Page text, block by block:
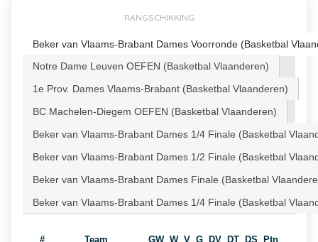
RANGSCHIKKING
Beker van Vlaams-Brabant Dames Voorronde (Basketbal
Notre Dame Leuven OEFEN (Basketbal Vlaanderen)
1e Prov. Dames Vlaams-Brabant (Basketbal Vlaanderen)
BC Machelen-Diegem OEFEN (Basketbal Vlaanderen)
Beker van Vlaams-Brabant Dames 1/4 Finale (Basketbal
Beker van Vlaams-Brabant Dames 1/2 Finale (Basketbal
Beker van Vlaams-Brabant Dames Finale (Basketbal
Beker van Vlaams-Brabant Dames 1/4 Finale (Basketbal
# Team GW W V G DV DT DS Ptn